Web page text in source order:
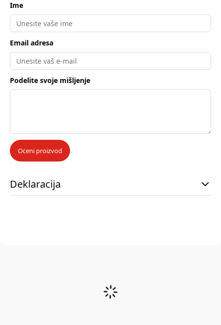
Ime
Email adresa
Podelite svoje mišljenje
Oceni proizvod
Deklaracija